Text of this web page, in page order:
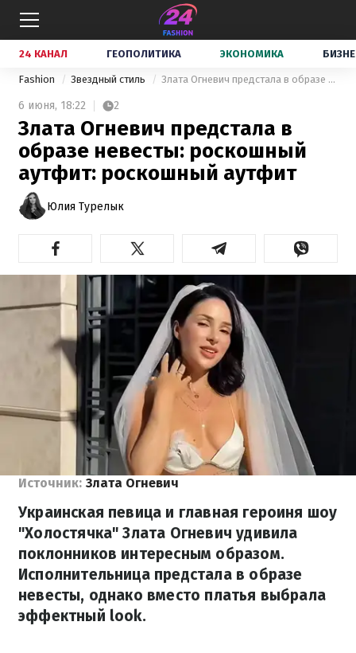
24 КАНАЛ ГЕОПОЛИТИКА ЭКОНОМИКА
Fashion Звездный стиль Злата Огневич предстала в образе невесты: роскошный аутфит: роскошный аутфит
6 июня, 18:22 2
Злата Огневич предстала в
образе невесты: роскошный
аутфит: роскошный аутфит
Юлия Турелык
Источник: Злата Огневич
Украинская певица и главная героиня шоу
"Холостячка" Злата Огневич удивила
поклонников интересным образом.
Исполнительница предстала в образе
невесты, однако вместо платья выбрала
эффектный look.